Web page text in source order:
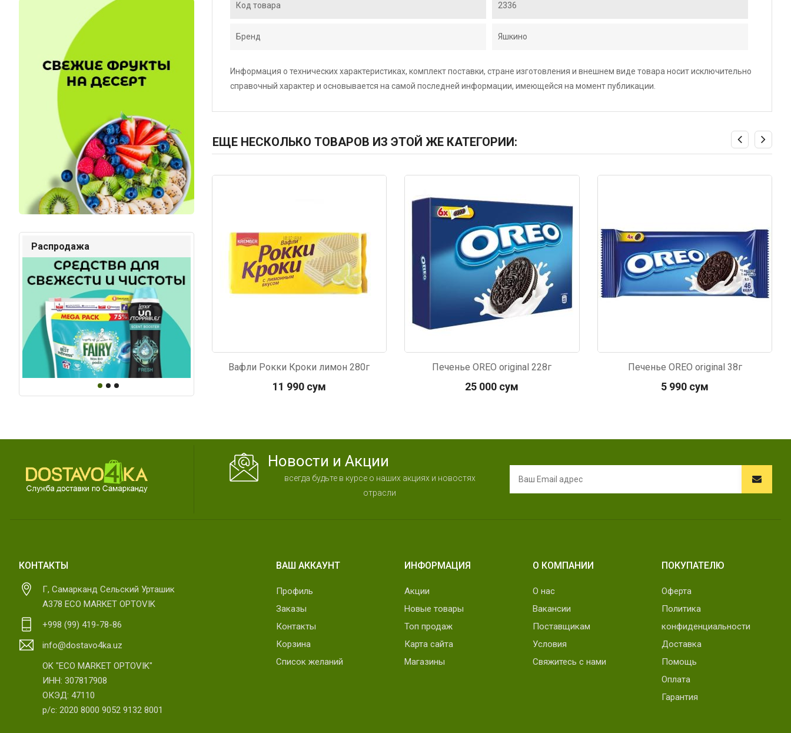
Распродажа
Код товара 2336
Бренд Яшкино
Информация о технических характеристиках, комплект поставки, стране изготовления и внешнем виде товара носит исключительно
справочный характер и основывается на самой последней информации, имеющейся на момент публикации.
ЕЩЕ НЕСКОЛЬКО ТОВАРОВ ИЗ ЭТОЙ ЖЕ КАТЕГОРИИ:
Код: 1641
Вафли Рокки Кроки лимон 280г
11 990 сум
Печенье OREO original 228г
25 000 сум
Печенье OREO original 38г
5 990 сум
Новости и Акции
всегда будьте в курсе о наших акциях и новостях
отрасли
КОНТАКТЫ
Г, Самарканд Сельский Урташик
А378 ECO MARKET OPTOVIK
+998 (99) 419-78-86
info@dostavo4ka.uz
OK "ECO MARKET OPTOVIK"
ИНН: 307817908
ОКЭД: 47110
р/с: 2020 8000 9052 9132 8001
ВАШ АККАУНТ
Профиль
Заказы
Контакты
Корзина
Список желаний
ИНФОРМАЦИЯ
Акции
Новые товары
Топ продаж
Карта сайта
Магазины
О КОМПАНИИ
О нас
Вакансии
Поставщикам
Условия
Свяжитесь с нами
ПОКУПАТЕЛЮ
Оферта
Политика
конфиденциальности
Доставка
Помощь
Оплата
Гарантия